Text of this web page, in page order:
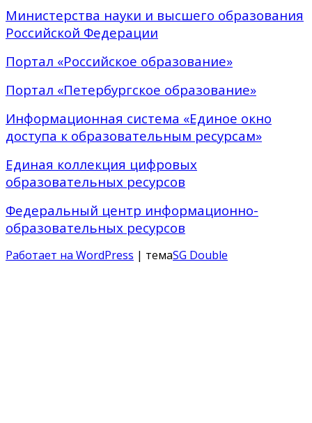
Министерства науки и высшего образования
Российской Федерации
Портал «Российское образование»
Портал «Петербургское образование»
Информационная система «Единое окно
доступа к образовательным ресурсам»
Единая коллекция цифровых
образовательных ресурсов
Федеральный центр информационно-
образовательных ресурсов
Работает на WordPress | темаSG Double